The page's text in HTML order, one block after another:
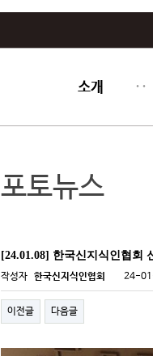
소개
포토뉴스
[24.01.08] 한국신지식인협회
작성자 한국신지식인협회 24-
이전글 다음글